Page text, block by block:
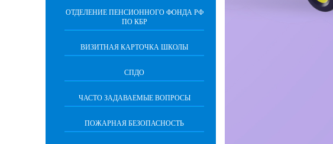
ОТДЕЛЕНИЕ ПЕНСИОННОГО ФОНДА РФ
ПО КБР
ВИЗИТНАЯ КАРТОЧКА ШКОЛЫ
СПДО
ЧАСТО ЗАДАВАЕМЫЕ ВОПРОСЫ
ПОЖАРНАЯ БЕЗОПАСНОСТЬ